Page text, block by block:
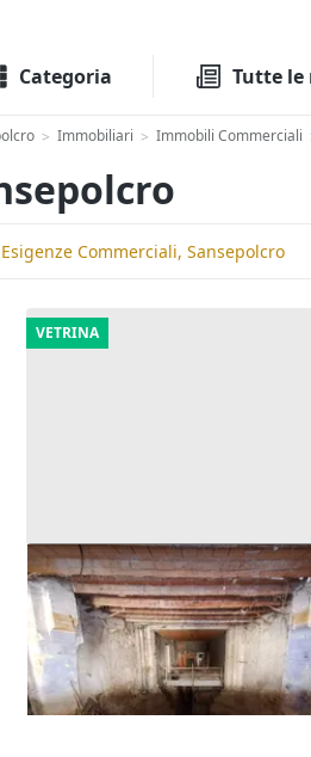
Categoria Tutte le
> Immobiliari > Immobili Commerciali
Commerciali, Sansepolcro
VETRINA
Asta Negozio da
centro storico
Meldola (Forlì-Cesena)
28.125 €
21/09/2026